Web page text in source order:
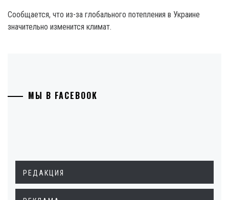
Сообщается, что из-за глобального потепления в Украине
значительно изменится климат.
МЫ В FACEBOOK
РЕДАКЦИЯ